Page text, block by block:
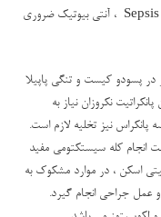
Sepsis
، آنتی بیوتیک ضروری
پسودو کیست و تنگی پاپیلا
نکروزان نیاز به
پانکراس نیز تخلیه لازم است.
انجام کله سیستکتومی مفید
اسکن ، در موارد مشکوک به
عمل جراحی انجام گیرد.